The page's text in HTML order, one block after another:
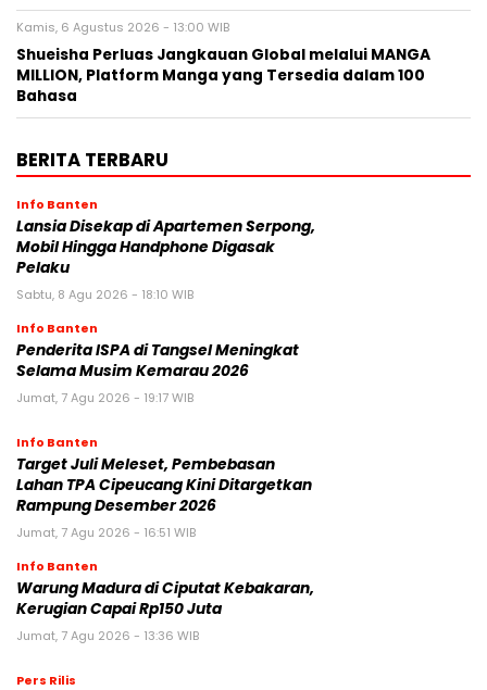
Kamis, 6 Agustus 2026 - 13:00 WIB
Shueisha Perluas Jangkauan Global melalui MANGA
MILLION, Platform Manga yang Tersedia dalam 100
Bahasa
BERITA TERBARU
Info Banten
Lansia Disekap di Apartemen Serpong,
Mobil Hingga Handphone Digasak
Pelaku
Sabtu, 8 Agu 2026 - 18:10 WIB
Info Banten
Penderita ISPA di Tangsel Meningkat
Selama Musim Kemarau 2026
Jumat, 7 Agu 2026 - 19:17 WIB
Info Banten
Target Juli Meleset, Pembebasan
Lahan TPA Cipeucang Kini Ditargetkan
Rampung Desember 2026
Jumat, 7 Agu 2026 - 16:51 WIB
Info Banten
Warung Madura di Ciputat Kebakaran,
Kerugian Capai Rp150 Juta
Jumat, 7 Agu 2026 - 13:36 WIB
Pers Rilis